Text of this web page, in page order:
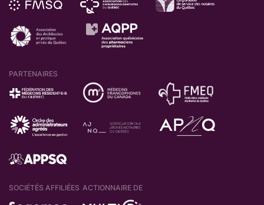
PARTENAIRES
SOCIÉTÉS AFFILIÉES ACTIONNAIRE DE